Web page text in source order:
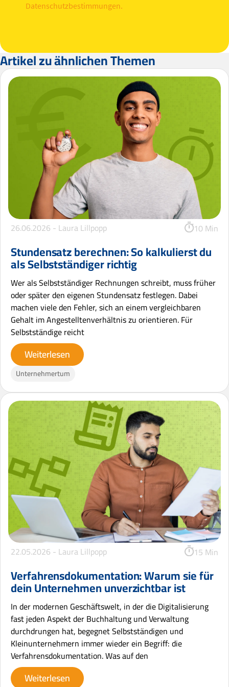
Datenschutzbestimmungen.
Artikel zu ähnlichen Themen
26.06.2026 - Laura Lillpopp 10 Min
Stundensatz berechnen: So kalkulierst du
als Selbstständiger richtig
Wer als Selbstständiger Rechnungen schreibt, muss früher
oder später den eigenen Stundensatz festlegen. Dabei
machen viele den Fehler, sich an einem vergleichbaren
Gehalt im Angestelltenverhältnis zu orientieren. Für
Selbstständige reicht
Weiterlesen
Unternehmertum
22.05.2026 - Laura Lillpopp 15 Min
Verfahrensdokumentation: Warum sie für
dein Unternehmen unverzichtbar ist
In der modernen Geschäftswelt, in der die Digitalisierung
fast jeden Aspekt der Buchhaltung und Verwaltung
durchdrungen hat, begegnet Selbstständigen und
Kleinunternehmern immer wieder ein Begriff: die
Verfahrensdokumentation. Was auf den
Weiterlesen